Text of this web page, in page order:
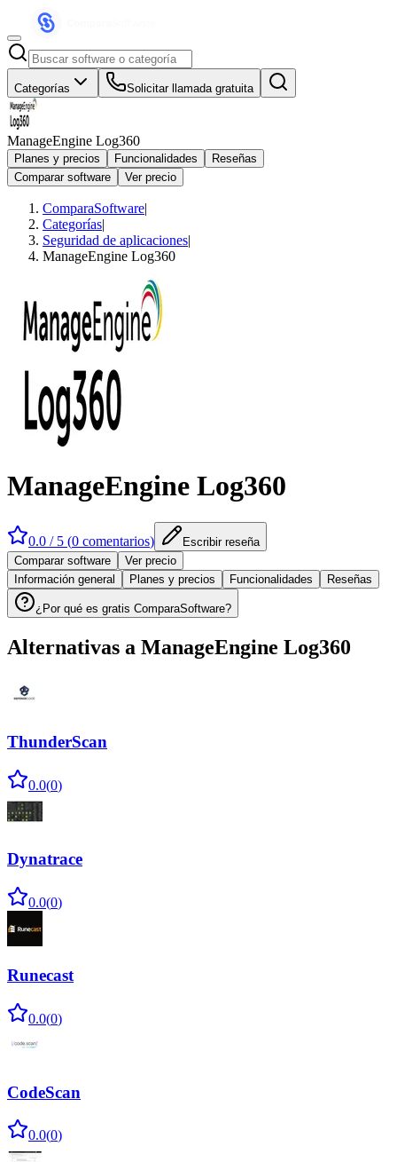
Categorías Solicitar llamada gratuita
ManageEngine Log360
Planes y precios Funcionalidades
Reseñas
Comparar software
Ver precio
ComparaSoftware|
Categorías|
Seguridad de aplicaciones|
ManageEngine Log360
ManageEngine Log360
0.0 / 5 (0 comentarios)
Escribir reseña
Comparar software
Ver precio
Información general
Planes y precios Funcionalidades Reseñas
¿Por qué es gratis ComparaSoftware?
Alternativas a ManageEngine Log360
ThunderScan
0.0(0)
Dynatrace
0.0(0)
Runecast
0.0(0)
CodeScan
0.0(0)